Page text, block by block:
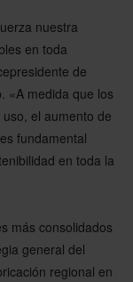
nuestra
en toda
de
«A medida que los
el aumento de
fundamental
en toda la
más consolidados
general del
regional en